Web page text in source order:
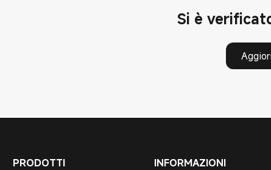
Si è
PRODOTTI INFORMAZIONI